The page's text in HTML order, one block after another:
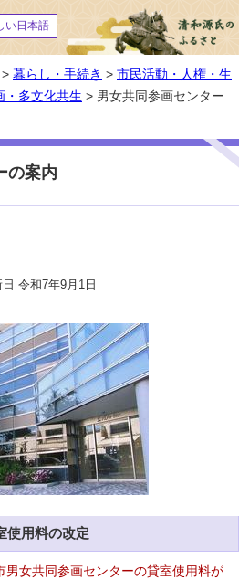
い日本語
> 暮らし・手続き > 市民活動・人権・生
・多文化共生 > 男女共同参画センター
の案内
令和7年9月1日
使用料の改定
女共同参画センターの貸室使用料が